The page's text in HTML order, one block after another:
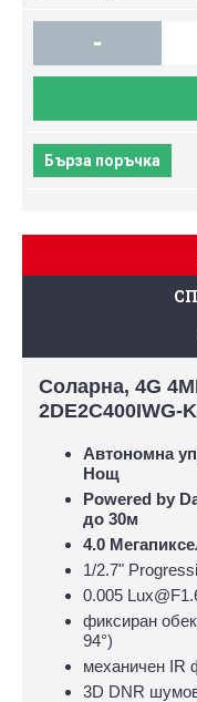
-
Бърза поръчка
Соларна, 4G
2DE2C400IWG-
Автономна
Нощ
Powered by
до 30м
4.0
1/2.7"
0.005
фиксиран
94°)
механичен IR
3D DNR